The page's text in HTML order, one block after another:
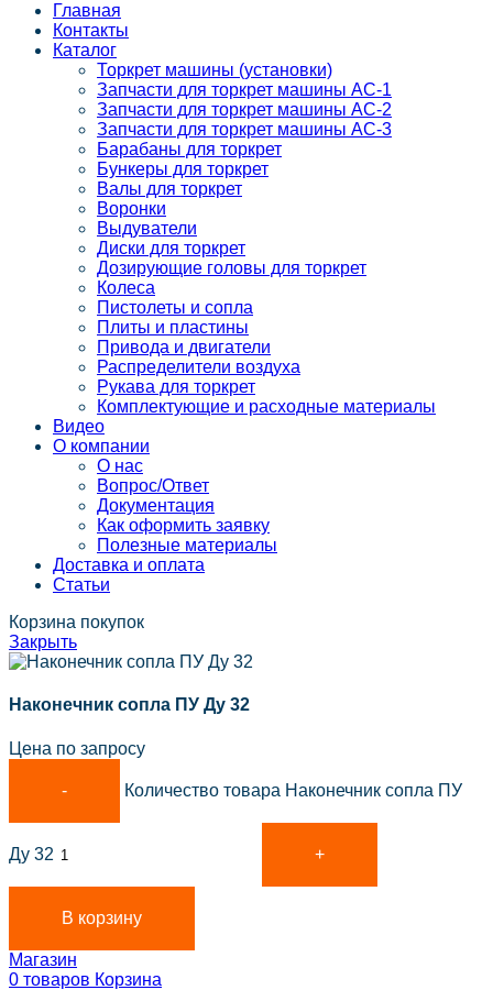
Главная
Контакты
Каталог
Торкрет машины (установки)
Запчасти для торкрет машины АС-1
Запчасти для торкрет машины АС-2
Запчасти для торкрет машины АС-3
Барабаны для торкрет
Бункеры для торкрет
Валы для торкрет
Воронки
Выдуватели
Диски для торкрет
Дозирующие головы для торкрет
Колеса
Пистолеты и сопла
Плиты и пластины
Привода и двигатели
Распределители воздуха
Рукава для торкрет
Комплектующие и расходные материалы
Видео
О компании
О нас
Вопрос/Ответ
Документация
Как оформить заявку
Полезные материалы
Доставка и оплата
Статьи
Корзина покупок
Закрыть
Наконечник сопла ПУ Ду 32
Цена по запросу
Количество товара Наконечник сопла ПУ
Ду 32
В корзину
Магазин
0 товаров Корзина